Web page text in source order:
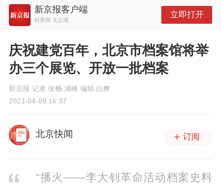
新京报客户端
好新闻 无止境
立即打开
庆祝建党百年，北京市档案馆将举
办三个展览、开放一批档案
新京报 记者 张畅 浦峰 编辑 白爽
2021-04-09 16:37
北京快闻 订阅
“播火——李大钊革命活动档案史料